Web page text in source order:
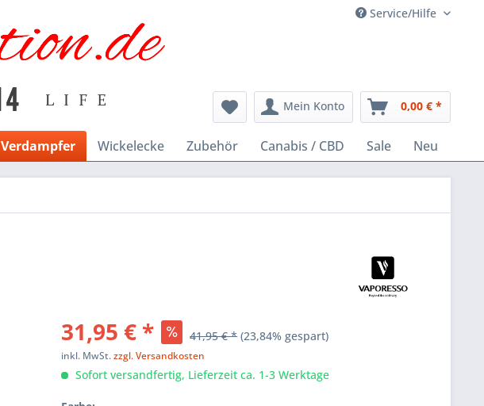
Service/Hilfe
Mein Konto 0,00 € *
Verdampfer Wickelecke Zubehör Canabis / CBD Sale Neu
31,95 € * 41,95 € * (23,84% gespart)
inkl. MwSt.zzgl. Versandkosten
Sofort versandfertig, Lieferzeit ca. 1-3 Werktage